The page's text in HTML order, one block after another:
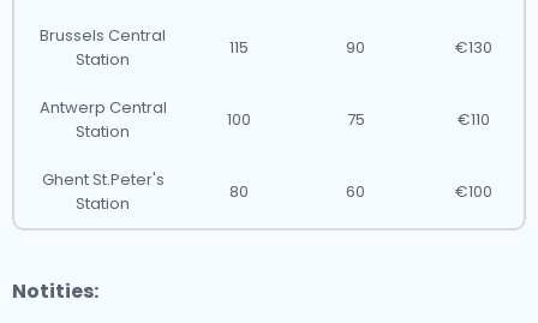
Brussels Central
Station
115 90 €130
Antwerp Central
Station
100 75 €110
Ghent St.Peter's
Station
80 60 €100
Notities: